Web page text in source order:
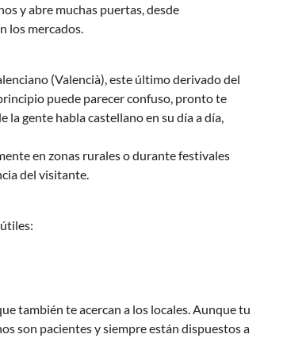
y abre muchas puertas, desde
los mercados.
(Valencià), este último derivado del
puede parecer confuso, pronto te
gente habla castellano en su día a día,
en zonas rurales o durante festivales
del visitante.
también te acercan a los locales. Aunque tu
son pacientes y siempre están dispuestos a